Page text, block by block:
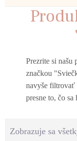
Prezrite si našu
značkou
navyše filtrovať
presne to, čo
Zobrazuje sa